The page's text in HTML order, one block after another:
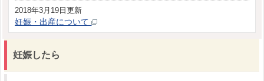
2018年3月19日更新
妊娠・出産について
妊娠したら